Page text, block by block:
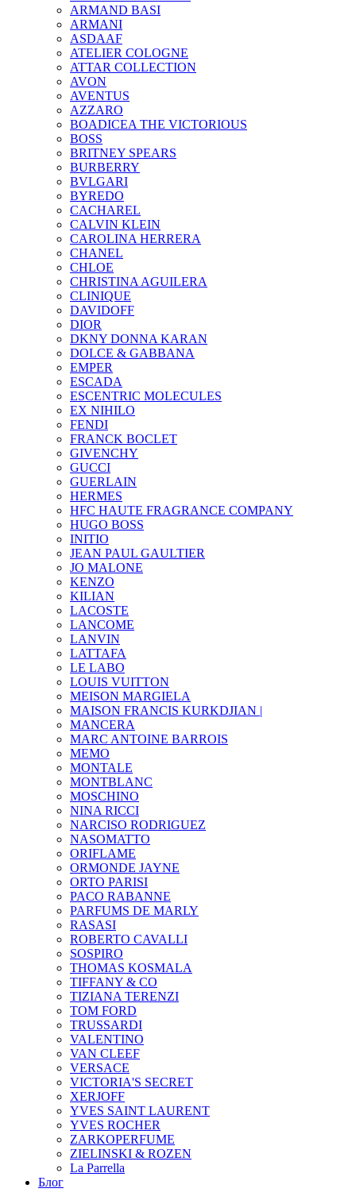
ARMAND BASI
ARMANI
ASDAAF
ATELIER COLOGNE
ATTAR COLLECTION
AVON
AVENTUS
AZZARO
BOADICEA THE VICTORIOUS
BOSS
BRITNEY SPEARS
BURBERRY
BVLGARI
BYREDO
CACHAREL
CALVIN KLEIN
CAROLINA HERRERA
CHANEL
CHLOE
CHRISTINA AGUILERA
CLINIQUE
DAVIDOFF
DIOR
DKNY DONNA KARAN
DOLCE & GABBANA
EMPER
ESCADA
ESCENTRIC MOLECULES
EX NIHILO
FENDI
FRANCK BOCLET
GIVENCHY
GUCCI
GUERLAIN
HERMES
HFC HAUTE FRAGRANCE COMPANY
HUGO BOSS
INITIO
JEAN PAUL GAULTIER
JO MALONE
KENZO
KILIAN
LACOSTE
LANCOME
LANVIN
LATTAFA
LE LABO
LOUIS VUITTON
MEISON MARGIELA
MAISON FRANCIS KURKDJIAN |
MANCERA
MARC ANTOINE BARROIS
MEMO
MONTALE
MONTBLANC
MOSCHINO
NINA RICCI
NARCISO RODRIGUEZ
NASOMATTO
ORIFLAME
ORMONDE JAYNE
ORTO PARISI
PACO RABANNE
PARFUMS DE MARLY
RASASI
ROBERTO CAVALLI
SOSPIRO
THOMAS KOSMALA
TIFFANY & CO
TIZIANA TERENZI
TOM FORD
TRUSSARDI
VALENTINO
VAN CLEEF
VERSACE
VICTORIA'S SECRET
XERJOFF
YVES SAINT LAURENT
YVES ROCHER
ZARKOPERFUME
ZIELINSKI & ROZEN
La Parrella
Блог